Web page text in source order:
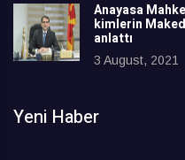
Anayasa
kimlerin
anlattı
3 August, 2021
Yeni Haber